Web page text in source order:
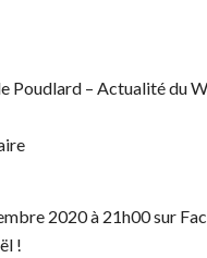
Poudlard – Actualité du
2020 à 21h00 sur
!